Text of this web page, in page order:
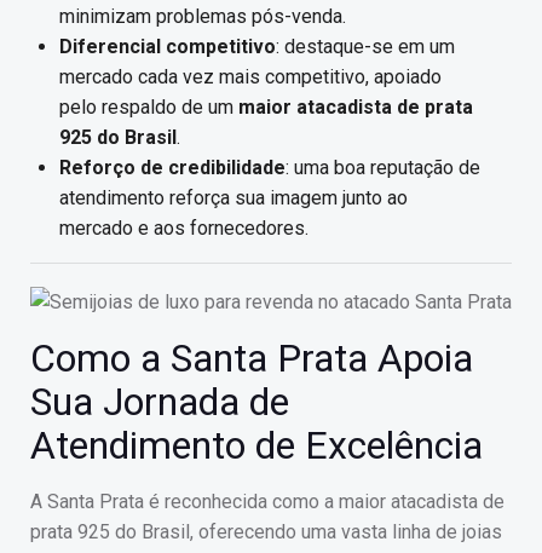
minimizam problemas pós-venda.
Diferencial competitivo: destaque-se em um
mercado cada vez mais competitivo, apoiado
pelo respaldo de um maior atacadista de prata
925 do Brasil .
Reforço de credibilidade: uma boa reputação de
atendimento reforça sua imagem junto ao
mercado e aos fornecedores.
Como a Santa Prata Apoia
Sua Jornada de
Atendimento de Excelência
A Santa Prata é reconhecida como a maior atacadista de
prata 925 do Brasil, oferecendo uma vasta linha de joias